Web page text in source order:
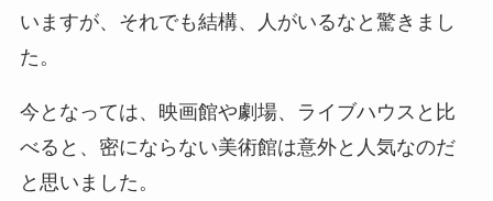
いますが、それでも結構、人がいるなと驚きまし
た。
今となっては、映画館や劇場、ライブハウスと比
べると、密にならない美術館は意外と人気なのだ
と思いました。